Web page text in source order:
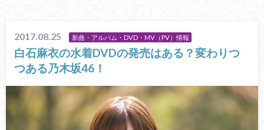
2017.08.25 新曲・アルバム・DVD・MV（PV）情報
白石麻衣の水着DVDの発売はある？変わりつ
つある乃木坂46！